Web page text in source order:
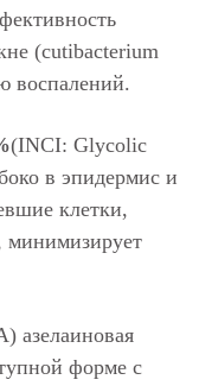
(cutibacterium
воспалений.
(INCI: Glycolic
в эпидермис и
клетки,
минимизирует
азелаиновая
форме с